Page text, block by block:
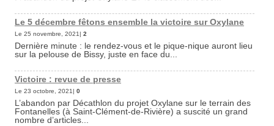
Le 5 décembre fêtons ensemble la victoire sur Oxylane
Le 25 novembre, 2021| 2
Dernière minute : le rendez-vous et le pique-nique auront lieu
sur la pelouse de Bissy, juste en face du...
Victoire : revue de presse
Le 23 octobre, 2021| 0
L’abandon par Décathlon du projet Oxylane sur le terrain des
Fontanelles (à Saint-Clément-de-Rivière) a suscité un grand
nombre d’articles...